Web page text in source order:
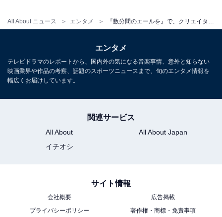
All About ニュース エンタメ
そして、物語が進むごとに、教師が尋常ではない努力を
して、どれだけ多くの数の楽曲を創作してもなお、音楽
の道を選ぶことができなかった悲哀も、よりはっきりと
うとする、「まぶしい」ほどの主人公。その気持ちはう
エンタメ
テレビドラマのレポートから、国内外の気になる音楽事情、意外と知らない
映画業界や作品の考察、話題のスポーツニュースまで、旬のエンタメ情報を
幅広くお届けしています。
関連サービス
All About
All About Japan
イチオシ
サイト情報
会社概要
広告掲載
プライバシーポリシー
著作権・商標・免責事項